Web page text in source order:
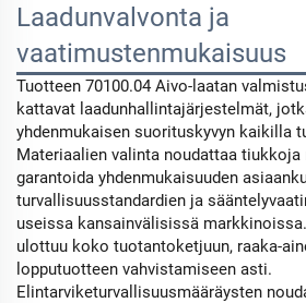
Laadunvalvonta ja
vaatimustenmukaisuus
Tuotteen 70100.04 Aivo-laatan
kattavat laadunhallintajärjestelmät,
yhdenmukaisen suorituskyvyn kaikilla
Materiaalien valinta noudattaa
garantoida yhdenmukaisuuden
turvallisuusstandardien ja
useissa kansainvälisissä
ulottuu koko tuotantoketjuun, raaka-
lopputuotteen vahvistamiseen asti.
Elintarviketurvallisuusmääräysten